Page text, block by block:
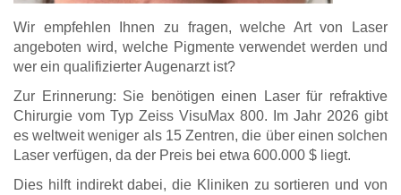
Wir empfehlen Ihnen zu fragen, welche Art von Laser
angeboten wird, welche Pigmente verwendet werden und
wer ein qualifizierter Augenarzt ist?
Zur Erinnerung: Sie benötigen einen Laser für refraktive
Chirurgie vom Typ Zeiss VisuMax 800. Im Jahr 2026 gibt
es weltweit weniger als 15 Zentren, die über einen solchen
Laser verfügen, da der Preis bei etwa 600.000 $ liegt.
Dies hilft indirekt dabei, die Kliniken zu sortieren und von